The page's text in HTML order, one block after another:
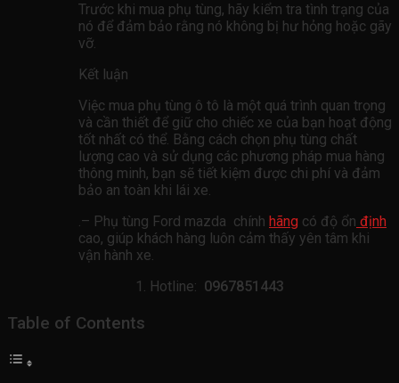
Trước khi mua phụ tùng, hãy kiểm tra tình trạng của
nó để đảm bảo rằng nó không bị hư hỏng hoặc gãy
vỡ.
Kết luận
Việc mua phụ tùng ô tô là một quá trình quan trọng
và cần thiết để giữ cho chiếc xe của bạn hoạt động
tốt nhất có thể. Bằng cách chọn phụ tùng chất
lượng cao và sử dụng các phương pháp mua hàng
thông minh, bạn sẽ tiết kiệm được chi phí và đảm
bảo an toàn khi lái xe.
.– Phụ tùng Ford mazda chính hãng có độ ổn định
cao, giúp khách hàng luôn cảm thấy yên tâm khi
vận hành xe.
Hotline: 0967851443
Table of Contents